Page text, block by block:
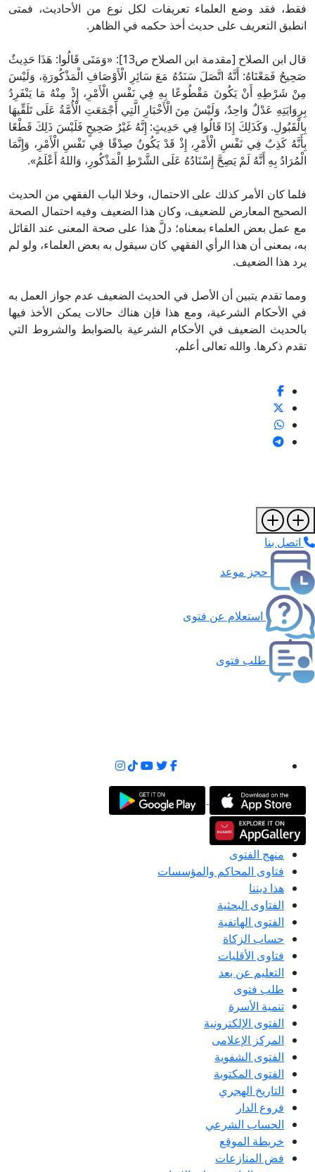
فقط، فقد وضع العلماء تعريفات لكل نوع من الأحاديث، فمتى
انطبق التعريف على حديث أخذ حكمه في الظاهر.
قال ابن الصلاح [مقدمة ابن الصلاح ص13]: «وَمَتَى قَالُوا: هَذَا حَدِيثٌ
صَحِيحٌ فَمَعْنَاهُ: أَنَّهُ اتَّصَلَ سَنَدُهُ مَعَ سَائِرِ الْأَوْصَافِ الْمَذْكُورَةِ، وَلَيْسَ
مِنْ شَرْطِهِ أَنْ يَكُونَ مَقْطُوعًا بِهِ فِي نَفْسِ الْأَمْرِ، إِذْ مِنْهُ مَا يَنْفَرِدُ
بِرِوَايَتِهِ عَدْلٌ وَاحِدٌ، وَلَيْسَ مِنَ الْأَخْبَارِ الَّتِي أَجْمَعَتِ الْأُمَّةُ عَلَى تَلَقِّيهَا
بِالْقَبُولِ. وَكَذَلِكَ إِذَا قَالُوا فِي حَدِيثٍ: إِنَّهُ غَيْرُ صَحِيحٍ فَلَيْسَ ذَلِكَ قَطْعًا
بِأَنَّهُ كَذِبٌ فِي نَفْسِ الْأَمْرِ، إِذْ قَدْ يَكُونُ صِدْقًا فِي نَفْسِ الْأَمْرِ، وَإِنَّمَا
الْمُرَادُ بِهِ أَنَّهُ لَمْ يَصِحَّ إِسْنَادُهُ عَلَى الشَّرْطِ الْمَذْكُورِ، وَاللهُ أَعْلَمُ».
فلما كان الأمر كذلك على الاحتمال، وخلا الباب الفقهي من الحديث
الصحيح المعارض للضعيف، وكان هذا الضعيف وفيه احتمال الصحة
مع عمل بعض العلماء بمعناه؛ دلَّ هذا على صحة المعنى عند القائل
به، بمعنى أن هذا الرأي الفقهي كان سيقول به بعض العلماء، ولو لم
يرد هذا الضعيف.
ومما تقدم يتبين أن الأصل في الحديث الضعيف عدم جواز العمل به
في الأحكام الشرعية، ومع هذا فإن هناك حالات يمكن الأخذ فيها
بالحديث الضعيف في الأحكام الشرعية بالضوابط والشروط التي
تقدم ذكرها. والله تعالى أعلم.
اتصل بنا
حجز موعد
استعلام عن فتوى
طلب فتوى
منهج الفتوى
فتاوى المحاكم والمؤسسات
هذا ديننا
الفتاوى البحثية
الفتوى الهاتفية
حساب الزكاة
فتاوى الأقليات
التعليم عن بعد
طلب فتوى
تنمية الأسرة
الفتوى الإلكترونية
المركز الإعلامى
الفتوى الشفوية
الفتوى المكتوبة
التاريخ الهجري
فروع الدار
الحساب الشرعي
خريطة الموقع
فض المنازعات